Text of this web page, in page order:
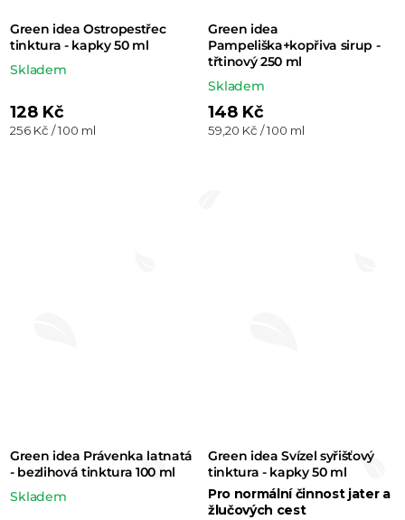
Green idea Ostropestřec
tinktura - kapky 50 ml
Skladem
128 Kč
Měrná
256 Kč / 100 ml
Green idea
Pampeliška+kopřiva sirup -
třtinový 250 ml
Skladem
148 Kč
Měrná
59,20 Kč / 100 ml
Green idea Právenka latnatá
- bezlihová tinktura 100 ml
Skladem
Green idea Svízel syřišťový
tinktura - kapky 50 ml
Pro normální činnost jater a
žlučových cest